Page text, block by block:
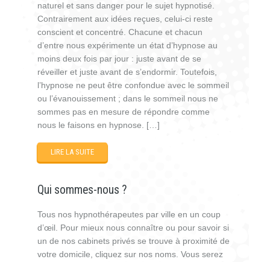
naturel et sans danger pour le sujet hypnotisé.
Contrairement aux idées reçues, celui-ci reste
conscient et concentré. Chacune et chacun
d’entre nous expérimente un état d’hypnose au
moins deux fois par jour : juste avant de se
réveiller et juste avant de s’endormir. Toutefois,
l’hypnose ne peut être confondue avec le sommeil
ou l’évanouissement ; dans le sommeil nous ne
sommes pas en mesure de répondre comme
nous le faisons en hypnose. […]
LIRE LA SUITE
Qui sommes-nous ?
Tous nos hypnothérapeutes par ville en un coup
d’œil. Pour mieux nous connaître ou pour savoir si
un de nos cabinets privés se trouve à proximité de
votre domicile, cliquez sur nos noms. Vous serez